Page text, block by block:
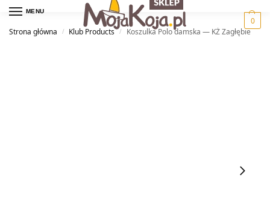
MENU
0
Strona główna
/ Klub Products / Koszulka Polo damska — KŻ Zagłębie